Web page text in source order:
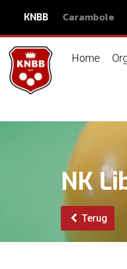
KNBB Carambole
Home
NK
Terug